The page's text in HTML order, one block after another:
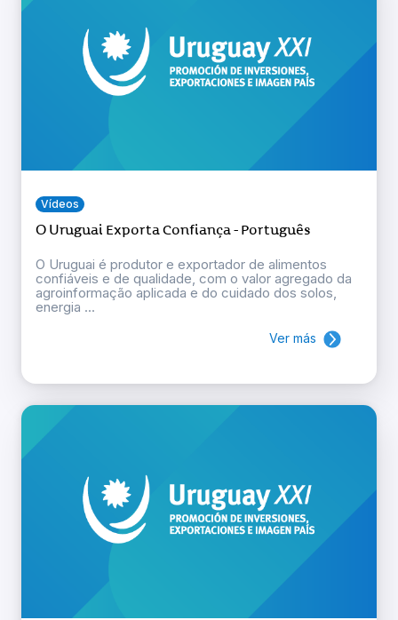
Vídeos
O Uruguai Exporta Confiança - Português
O Uruguai é produtor e exportador de alimentos
confiáveis e de qualidade, com o valor agregado da
agroinformação aplicada e do cuidado dos solos,
energia ...
Ver más